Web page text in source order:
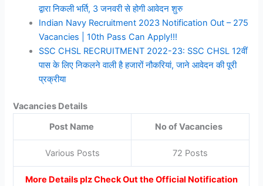
द्वारा निकली भर्ति, 3 जनवरी से होगी आवेदन शुरु
Indian Navy Recruitment 2023 Notification Out – 275
Vacancies | 10th Pass Can Apply!!!
SSC CHSL RECRUITMENT 2022-23: SSC CHSL 12वीं
पास के लिए निकलने वाली है हजारों नौकरियां, जाने आवेदन की पूरी
प्रक्रीया
Vacancies Details
Post Name
No of Vacancies
Various Posts 72 Posts
More Details plz Check Out the Official Notification